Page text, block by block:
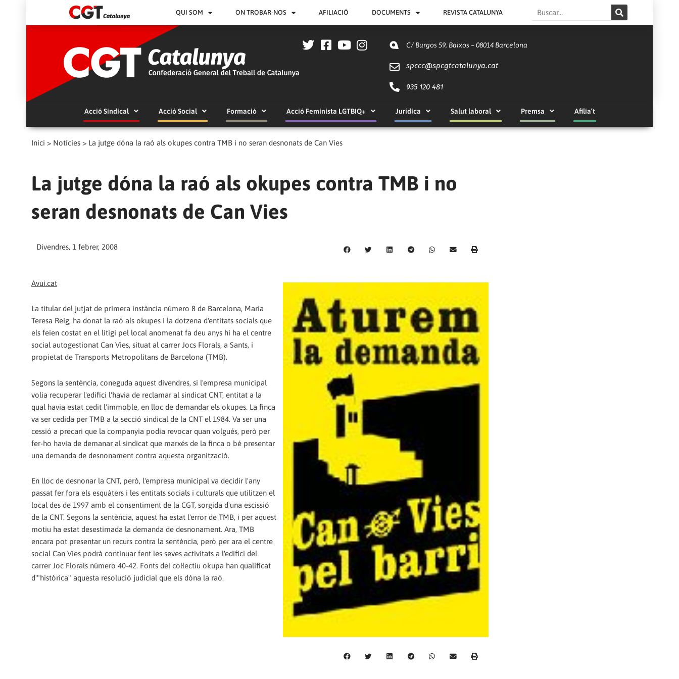
QUI SOM ON TROBAR-NOS AFILIACIÓ DOCUMENTS REVISTA CATALUNYA Search
C/ Burgos 59, Baixos – 08014 Barcelona
spccc@spcgtcatalunya.cat
935 120 481
Acció Sindical Acció Social Formació Acció Feminista LGTBIQ+ Jurídica Salut laboral Premsa Afilia’t
Inici > Notícies > La jutge dóna la raó als okupes contra TMB i no seran desnonats de Can Vies
La jutge dóna la raó als okupes contra TMB i no
seran desnonats de Can Vies
Divendres, 1 febrer, 2008
Avui.cat
La titular del jutjat de primera instància número 8 de Barcelona, Maria
Teresa Reig, ha donat la raó als okupes i la dotzena d'entitats socials que
els feien costat en el litigi pel local anomenat fa deu anys hi ha el centre
social autogestionat Can Vies, situat al carrer Jocs Florals, a Sants, i
propietat de Transports Metropolitans de Barcelona (TMB).
Segons la sentència, coneguda aquest divendres, si l'empresa municipal
volia recuperar l'edifici l'havia de reclamar al sindicat CNT, entitat a la
qual havia estat cedit l'immoble, en lloc de demandar els okupes. La finca
va ser cedida per TMB a la secció sindical de la CNT el 1984. Va ser una
cessió a precari que la companyia podia revocar quan volgués, però per
fer-ho havia de demanar al sindicat que marxés de la finca o bé presentar
una demanda de desnonament contra aquesta organització.
En lloc de desnonar la CNT, però, l'empresa municipal va decidir l'any
passat fer fora els esquàters i les entitats socials i culturals que utilitzen el
local des de 1997 amb el consentiment de la CGT, sorgida d'una escissió
de la CNT. Segons la sentència, aquest ha estat l'error de TMB, i per aquest
motiu ha estat desestimada la demanda de desnonament. Ara, TMB
encara pot presentar un recurs contra la sentència, però per ara el centre
social Can Vies podrà continuar fent les seves activitats a l'edifici del
carrer Joc Florals número 40-42. Fonts del col·lectiu okupa han qualificat
d'"històrica" aquesta resolució judicial que els dóna la raó.